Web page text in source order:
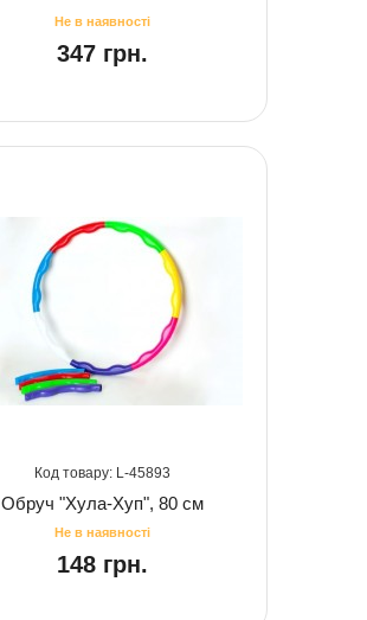
347 грн.
45893
Обруч "Хула-Хуп", 80 см
148 грн.